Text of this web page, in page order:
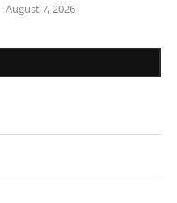
August 7, 2026